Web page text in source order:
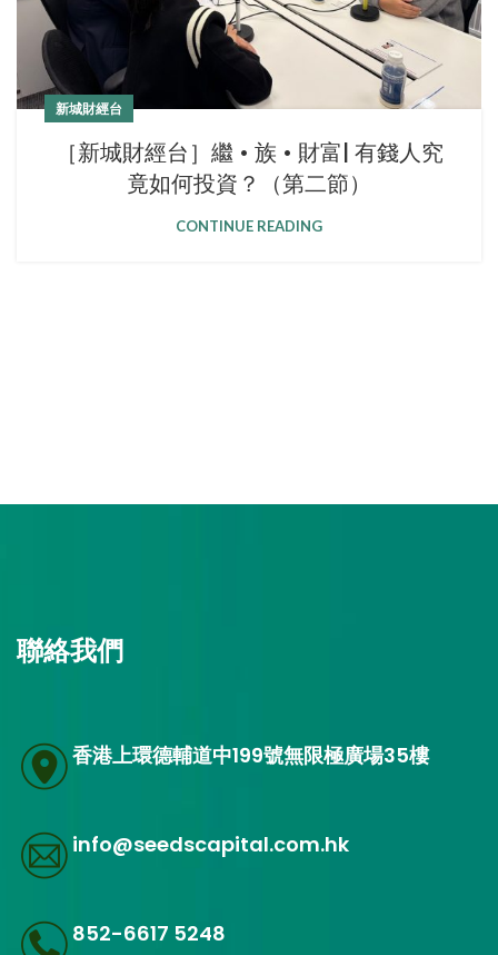
新城財經台
［新城財經台］繼 • 族 • 財富| 有錢人究
竟如何投資？（第二節）
CONTINUE READING
聯絡我們
香港上環德輔道中199號無限極廣場35樓
info@seedscapital.com.hk
852-6617 5248